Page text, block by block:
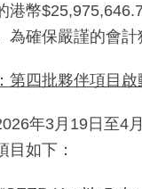
港幣
為確保嚴謹的會
第四批夥伴項目啟
年3月19日至4
目如下：